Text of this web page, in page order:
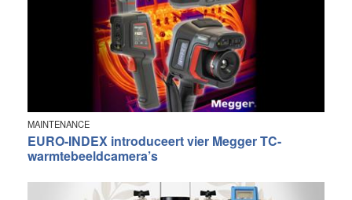
MAINTENANCE
EURO-INDEX introduceert vier Megger TC-
warmtebeeldcamera’s